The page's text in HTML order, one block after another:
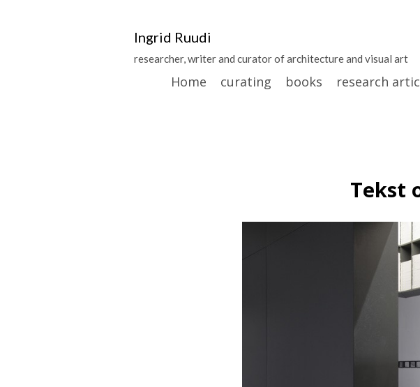
Ingrid Ruudi
researcher, writer and curator of architecture and visual art
Home curating books research
Tekst